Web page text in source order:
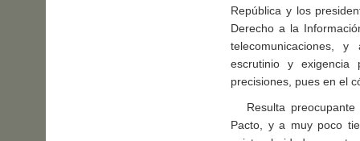
República y los
Derecho a la
telecomunicaciones,
escrutinio y
precisiones, pues en el
Resulta preocupante
Pacto, y a muy poco